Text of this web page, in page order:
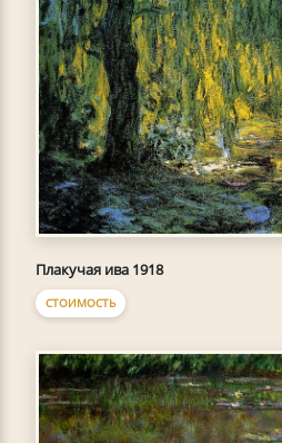
Плакучая ива 1918
СТОИМОСТЬ